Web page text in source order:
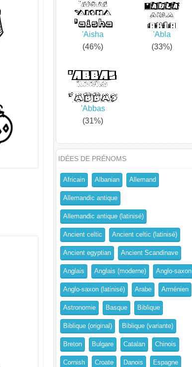
'Aisha
(46%)
'Abla
(33%)
'Abbas
(31%)
IDÉES DE PRÉNOMS
Africain Albanian Allemand
Allemandic antique
Allemandic antique (latinisé)
Ancient celtic Ancient celtic (latinisé)
Ancient egyptian Ancient Scandinave
Anglais Anglais (moderne) Anglo-saxon
Anglo-saxon (latinisé) Arabe Arménien
Astronomie Basque Biblique
Biblique (original) Biblique (variante)
Breton Bulgare Catalan Chinois
Cornish Croate Danois Espagne